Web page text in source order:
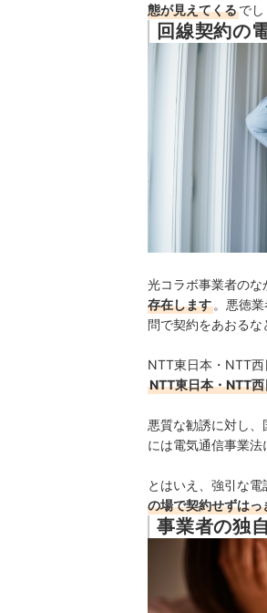
態が見えてくるでし
回線契約の
光コラボ事業者のな
存在します 。 悪徳業
問で契約をあおるな
NTT東日本・NTT
NTT東日本・NTT
悪質な勧誘に対し
には電気通信事業法
とはいえ、強引な
の場で契約せずは
事業者の独